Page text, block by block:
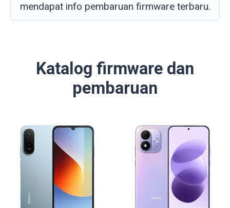
mendapat info pembaruan firmware terbaru.
Katalog firmware dan
pembaruan